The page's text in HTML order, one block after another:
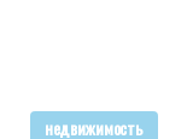
недвижимость